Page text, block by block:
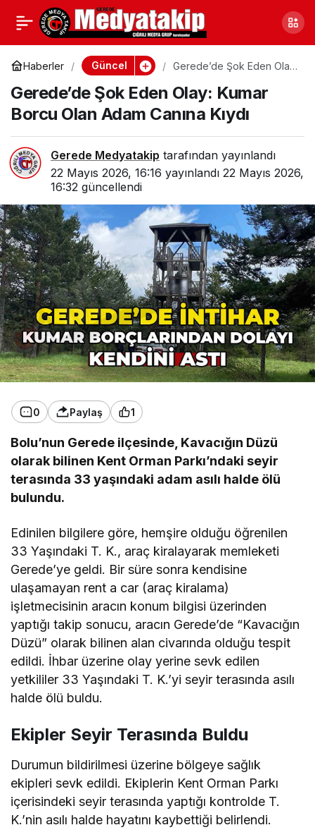
Haberler Güncel
Gerede’de Şok Eden Olay:
Canına Kıydı
Gerede’de Şok Eden Olay: Kumar
Borcu Olan Adam Canına Kıydı
Gerede Medyatakip tarafından yayınlandı
22 Mayıs 2026, 16:16 yayınlandı 22 Mayıs 2026,
16:32 güncellendi
0 Paylaş 1
Bolu’nun Gerede ilçesinde, Kavacığın Düzü
olarak bilinen Kent Orman Parkı’ndaki seyir
terasında 33 yaşındaki adam asılı halde ölü
bulundu.
Edinilen bilgilere göre, hemşire olduğu öğrenilen
33 Yaşındaki T. K., araç kiralayarak memleketi
Gerede’ye geldi. Bir süre sonra kendisine
ulaşamayan rent a car (araç kiralama)
işletmecisinin aracın konum bilgisi üzerinden
yaptığı takip sonucu, aracın Gerede’de “Kavacığın
Düzü” olarak bilinen alan civarında olduğu tespit
edildi. İhbar üzerine olay yerine sevk edilen
yetkililer 33 Yaşındaki T. K.’yi seyir terasında asılı
halde ölü buldu.
Ekipler Seyir Terasında Buldu
Durumun bildirilmesi üzerine bölgeye sağlık
ekipleri sevk edildi. Ekiplerin Kent Orman Parkı
içerisindeki seyir terasında yaptığı kontrolde T.
K.’nin asılı halde hayatını kaybettiği belirlendi.
Bolu’da Bayram Trafiği:
Yoğunluk Artıyor
Paylaş